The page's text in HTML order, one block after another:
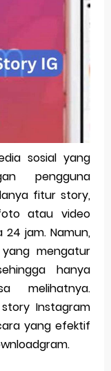
Menjaga Hubungan
Mudah
Pecinta Togel
Dulu, Abangku
di Whatsapp
6 August
sosial yang
pengguna
fitur story,
atau video
jam. Namun,
mengatur
hanya
melihatnya.
Instagram
yang efektif